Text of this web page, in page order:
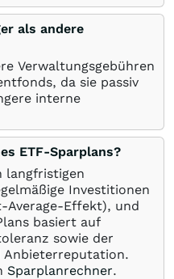
als andere
Verwaltungsgebühren
da sie passiv
interne
ETF-Sparplans?
langfristigen
Investitionen
Average-Effekt), und
basiert auf
sowie der
Anbieterreputation.
Sparplanrechner.